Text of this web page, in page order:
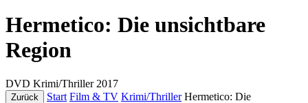
Hermetico: Die unsichtbare
Region
DVD Krimi/Thriller 2017
Zurück Start Film & TV Krimi/Thriller Hermetico: Die